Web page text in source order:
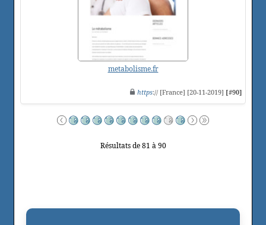
metabolisme.fr
https:// [France] [20-11-2019] [#90]
Résultats de 81 à 90